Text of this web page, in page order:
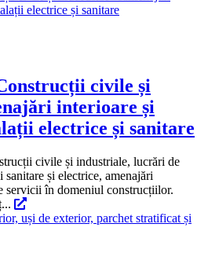
civile și
interioare și
electrice și sanitare
civile și industriale, lucrări de
și electrice, amenajări
servicii în domeniul construcțiilor.